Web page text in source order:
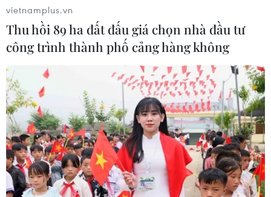
vietnamplus.vn
Thu hồi 89 ha đất đấu giá chọn nhà đầu tư
công trình thành phố cảng hàng không